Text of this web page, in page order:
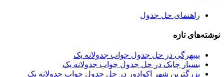
راهنمای حل جدول
نوشته‌های تازه
بیبهرگی در حل جدول جواب جدولانه یک
بسیار چابک در حل جدول جواب جدولانه یک
بزرگترین شهر اکوادور در حل جدول جواب جدولانه یک